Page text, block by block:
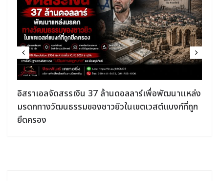
อิสราเอลจัดสรรเงิน 37 ล้านดอลลาร์เพื่อพัฒนาแหล่ง
มรดกทางวัฒนธรรมของชาวยิวในเขตเวสต์แบงก์ที่ถูก
ยึดครอง